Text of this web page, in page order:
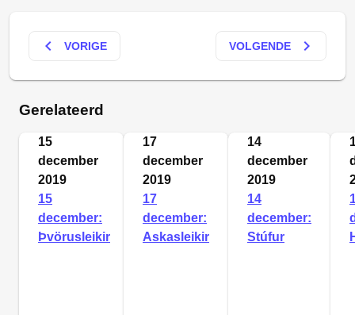
keyboard_arrow_left VORIGE VOLGENDE keyboard_arrow_right
Gerelateerd
15
december
2019
15
december:
Þvörusleikir
17
december
2019
17
december:
Askasleikir
14
december
2019
14
december:
Stúfur